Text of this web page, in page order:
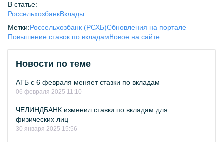
В статье:
РоссельхозбанкВклады
Метки:Россельхозбанк (РСХБ)Обновления на портале
Повышение ставок по вкладамНовое на сайте
Новости по теме
АТБ с 6 февраля меняет ставки по вкладам
06 февраля 2025 11:10
ЧЕЛИНДБАНК изменил ставки по вкладам для
физических лиц
30 января 2025 15:56